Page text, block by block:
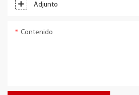
Adjunto
Contenido